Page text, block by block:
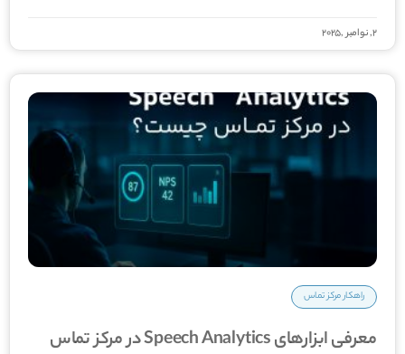
2, نوامبر ,2025
راهکار مرکز تماس
معرفی ابزارهای Speech Analytics در مرکز تماس